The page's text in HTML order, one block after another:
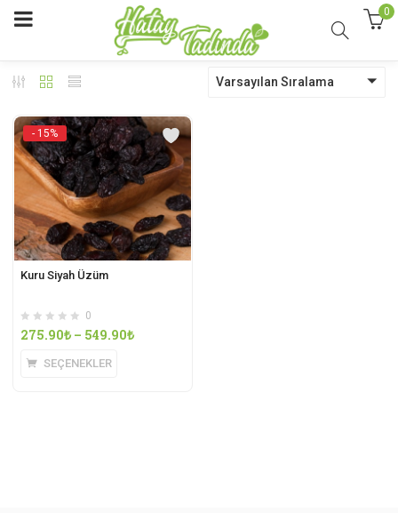
0
Varsayılan Sıralama
- 15%
Kuru Siyah Üzüm
0
275.90₺ – 549.90₺
SEÇENEKLER